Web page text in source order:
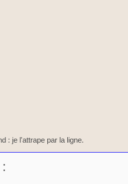
: je l'attrape par la ligne.